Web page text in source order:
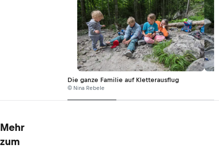
Die ganze Familie auf Kletterausflug
© Nina Rebele
Mehr
zum